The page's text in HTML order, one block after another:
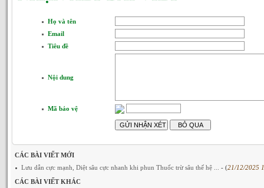
Họ và tên
Email
Tiêu đề
Nội dung
Mã bảo vệ
CÁC BÀI VIẾT MỚI
Lưu dẫn cực mạnh, Diệt sâu cực nhanh khi phun Thuốc trừ sâu thế hệ ... - (21/12/2025
CÁC BÀI VIẾT KHÁC